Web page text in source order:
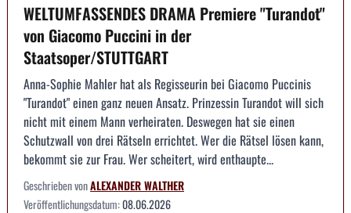
WELTUMFASSENDES DRAMA Premiere "Turandot"
von Giacomo Puccini in der
Staatsoper/STUTTGART
Anna-Sophie Mahler hat als Regisseurin bei Giacomo Puccinis
"Turandot" einen ganz neuen Ansatz. Prinzessin Turandot will sich
nicht mit einem Mann verheiraten. Deswegen hat sie einen
Schutzwall von drei Rätseln errichtet. Wer die Rätsel lösen kann,
bekommt sie zur Frau. Wer scheitert, wird enthaupte...
Geschrieben vonALEXANDER WALTHER
Veröffentlichungsdatum:08.06.2026